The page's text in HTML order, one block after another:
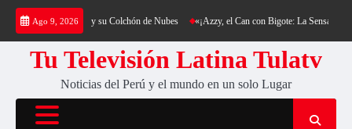
Saltar
contenido
Ago 9, 2026
Cantería y su Colchón de Nubes «¡Azzy, el Can con Bigote: La Sensación Peluda
Tu Televisión Latina Tulatv
Noticias del Perú y el mundo en un solo Lugar